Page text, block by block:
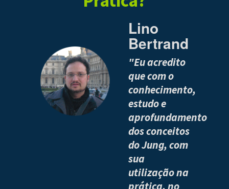
Lino
Bertrand
"Eu acredito
que com o
conhecimento,
estudo e
aprofundamento
dos conceitos
do Jung, com
sua
utilização na
prática, no